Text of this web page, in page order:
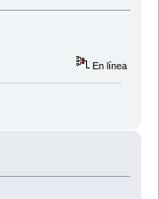
En línea